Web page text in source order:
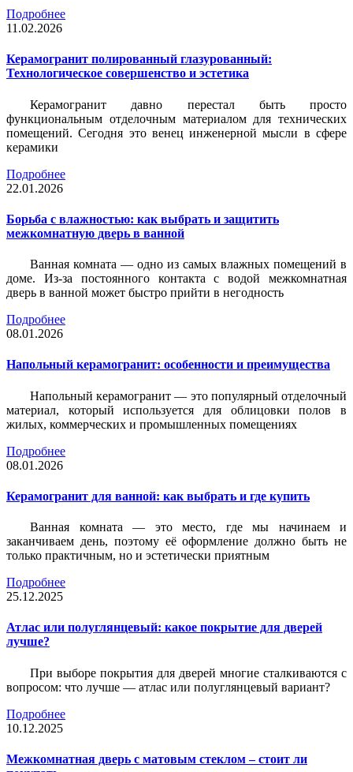
Подробнее
11.02.2026
Керамогранит полированный глазурованный:
Технологическое совершенство и эстетика
Керамогранит давно перестал быть просто
функциональным отделочным материалом для технических
помещений. Сегодня это венец инженерной мысли в сфере
керамики
Подробнее
22.01.2026
Борьба с влажностью: как выбрать и защитить
межкомнатную дверь в ванной
Ванная комната — одно из самых влажных помещений в
доме. Из-за постоянного контакта с водой межкомнатная
дверь в ванной может быстро прийти в негодность
Подробнее
08.01.2026
Напольный керамогранит: особенности и преимущества
Напольный керамогранит — это популярный отделочный
материал, который используется для облицовки полов в
жилых, коммерческих и промышленных помещениях
Подробнее
08.01.2026
Керамогранит для ванной: как выбрать и где купить
Ванная комната — это место, где мы начинаем и
заканчиваем день, поэтому её оформление должно быть не
только практичным, но и эстетически приятным
Подробнее
25.12.2025
Атлас или полуглянцевый: какое покрытие для дверей
лучше?
При выборе покрытия для дверей многие сталкиваются с
вопросом: что лучше — атлас или полуглянцевый вариант?
Подробнее
10.12.2025
Межкомнатная дверь с матовым стеклом – стоит ли